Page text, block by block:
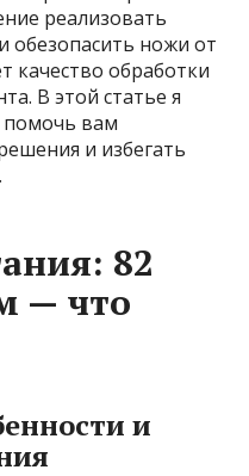
реализовать
обезопасить ножи от
качество обработки
В этой статье я
помочь вам
и избегать
82
— что
и